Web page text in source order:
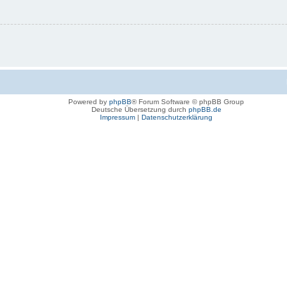
Powered by phpBB® Forum Software © phpBB Group
Deutsche Übersetzung durch phpBB.de
Impressum | Datenschutzerklärung